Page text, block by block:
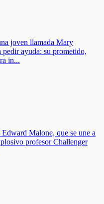
joven llamada Mary
pedir ayuda: su prometido,
in...
Malone, que se une a
profesor Challenger